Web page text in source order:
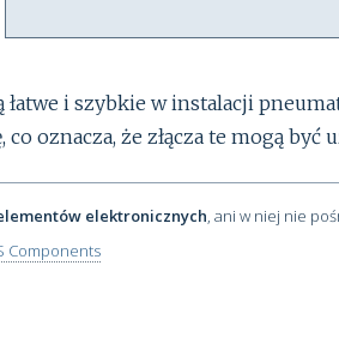
łatwe i szybkie w instalacji
oznacza, że złącza te mogą
elektronicznych, ani w niej nie
Components